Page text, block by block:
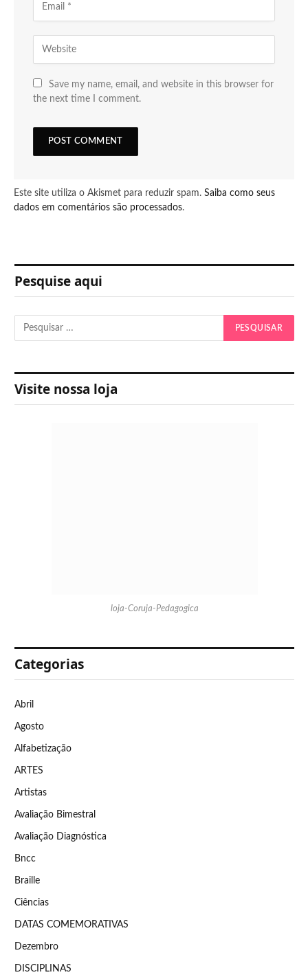
Save my name, email, and website in this browser for
the next time I comment.
Este site utiliza o Akismet para reduzir spam. Saiba como seus
dados em comentários são processados.
Pesquise aqui
Visite nossa loja
loja-Coruja-Pedagogica
Categorias
Abril
Agosto
Alfabetização
ARTES
Artistas
Avaliação Bimestral
Avaliação Diagnóstica
Bncc
Braille
Ciências
DATAS COMEMORATIVAS
Dezembro
DISCIPLINAS